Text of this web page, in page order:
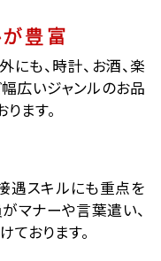
豊富
にも、時計、お酒、楽
幅広いジャンルのお品
ます。
遇スキルにも重点を
がマナーや言葉遣い、
ております。